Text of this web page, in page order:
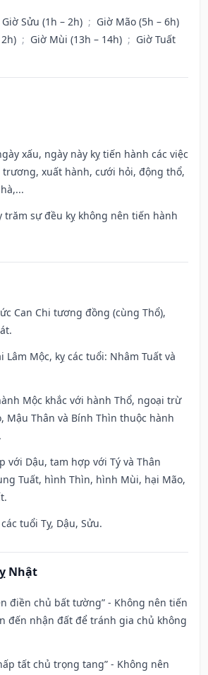
Giờ Sửu (1h – 2h) ; Giờ Mão (5h – 6h)
; Giờ Mùi (13h – 14h) ; Giờ Tuất
xấu, ngày này kỵ tiến hành các việc
xuất hành, cưới hỏi, động thổ,
trăm sự đều kỵ không nên tiến hành
Can Chi tương đồng (cùng Thổ),
Lâm Mộc, kỵ các tuổi: Nhâm Tuất và
Mộc khắc với hành Thổ, ngoại trừ
Mậu Thân và Bính Thìn thuộc hành
với Dậu, tam hợp với Tý và Thân
Tuất, hình Thìn, hình Mùi, hại Mão,
tuổi Tỵ, Dậu, Sửu.
Nhật
điền chủ bất tường” - Không nên tiến
đến nhận đất để tránh gia chủ không
tất chủ trọng tang” - Không nên